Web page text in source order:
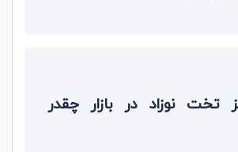
تخت نوزاد در بازار چقدر